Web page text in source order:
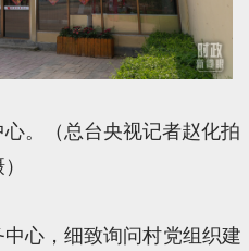
。（总台央视记者赵化拍
心，细致询问村党组织建